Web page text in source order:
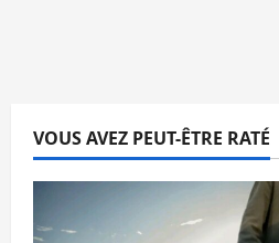
VOUS AVEZ PEUT-ÊTRE RATÉ